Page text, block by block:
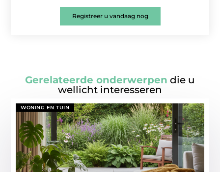
Registreer u vandaag nog
Gerelateerde onderwerpen die u
wellicht interesseren
WONING EN TUIN